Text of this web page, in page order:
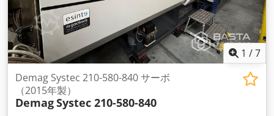
1 /7
Demag Systec 210-580-840 サーボ
（2015年製）
DemagSystec 210-580-840